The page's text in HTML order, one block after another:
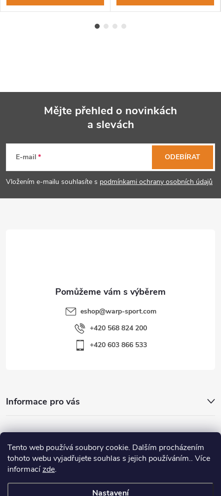
Tento web používá soubory cookie. Dalším procházením
tohoto webu vyjadřujete souhlas s jejich používáním.. Více
informacízde.
Nastavení
p
a
Mějte přehled o novinkách
a slevách
E-mail
Vložením e-mailu souhlasíte s podmínkami ochrany osobních údajů
ODEBÍRAT
eshop@warp-sport.com
+420 568 824 200
+420 603 866 533
Informace pro vás
Nejhledanější
Důležité odkazy